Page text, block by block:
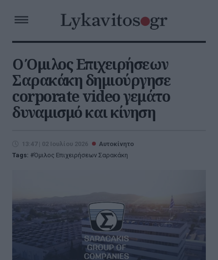
Ο Όμιλος Επιχειρήσεων
Σαρακάκη δημιούργησε
corporate video γεμάτο
δυναμισμό και κίνηση
13:47 | 02 Ιουλίου 2026
Αυτοκίνητο
Tags:
Όμιλος Επιχειρήσεων Σαρακάκη